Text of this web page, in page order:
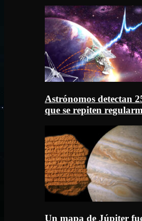
Astrónomos detectan
que se repiten
Un mapa de Júpiter